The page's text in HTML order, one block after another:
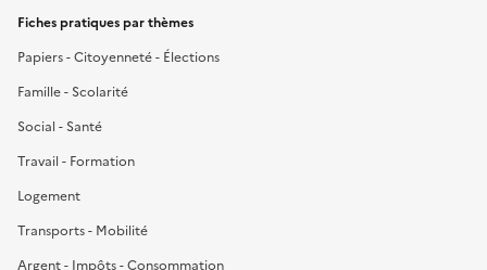
Fiches pratiques par thèmes
Papiers - Citoyenneté - Élections
Famille - Scolarité
Social - Santé
Travail - Formation
Logement
Transports - Mobilité
Argent - Impôts - Consommation